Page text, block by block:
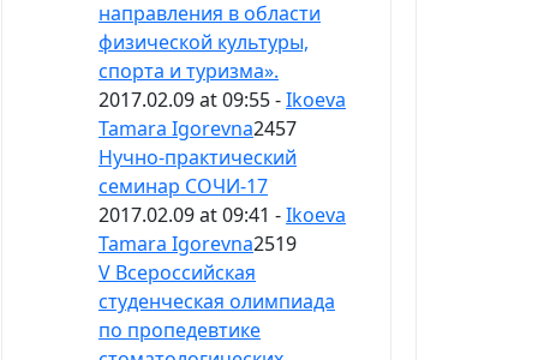
направления в области
физической культуры,
спорта и туризма».
2017.02.09 at 09:55 -Ikoeva
Tamara Igorevna2457
Нучно-практический
семинар СОЧИ-17
2017.02.09 at 09:41 -Ikoeva
Tamara Igorevna2519
V Всероссийская
студенческая олимпиада
по пропедевтике